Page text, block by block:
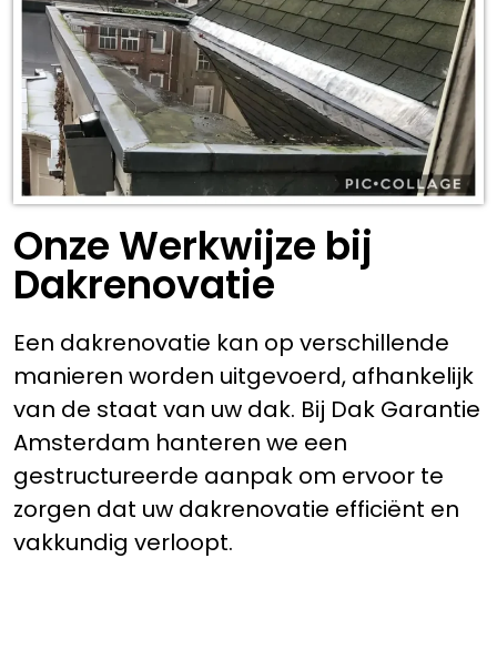
Onze Werkwijze bij
Dakrenovatie
Een dakrenovatie kan op verschillende
manieren worden uitgevoerd, afhankelijk
van de staat van uw dak. Bij Dak Garantie
Amsterdam hanteren we een
gestructureerde aanpak om ervoor te
zorgen dat uw dakrenovatie efficiënt en
vakkundig verloopt.